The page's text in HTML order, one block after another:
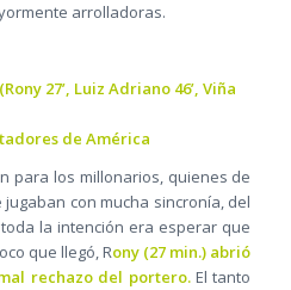
arrolladoras.
27’, Luiz Adriano 46’, Viña
de América
para los millonarios, quienes de
con mucha sincronía, del
la intención era esperar que
que llegó, Rony (27 min.) abrió
rechazo del portero.El tanto